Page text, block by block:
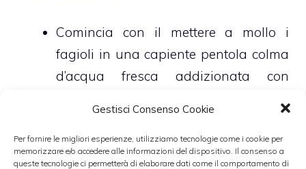
Gestisci Consenso Cookie
Per fornire le migliori esperienze, utilizziamo tecnologie come i cookie per
memorizzare e/o accedere alle informazioni del dispositivo. Il consenso a
queste tecnologie ci permetterà di elaborare dati come il comportamento di
Comincia con il mettere a mollo i
fagioli in una capiente pentola colma
d’acqua fresca addizionata con
risciacqua i fagioli utilizzando
abbondante acqua fresca corrente